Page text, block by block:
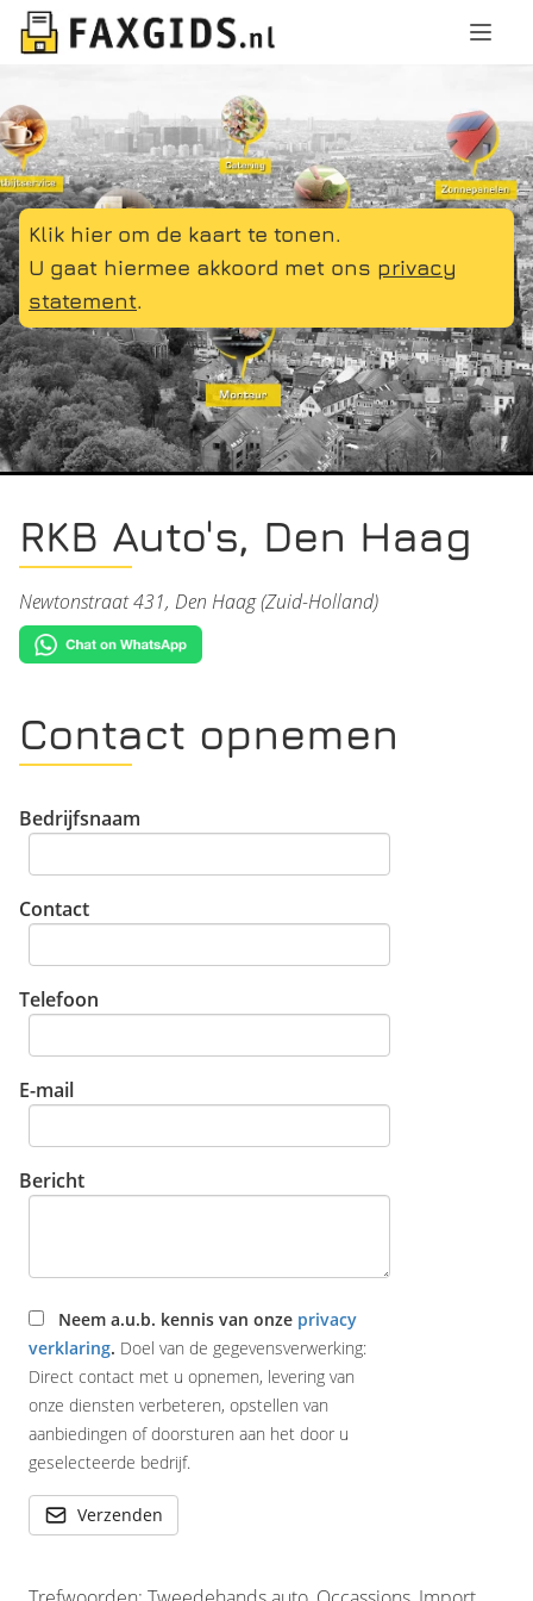
Klik hier om de kaart te tonen.
U gaat hiermee akkoord met ons privacy
statement.
RKB Auto's, Den Haag
Newtonstraat 431, Den Haag (Zuid-Holland)
Contact opnemen
Bedrijfsnaam
Contact
Telefoon
E-mail
Bericht
Neem a.u.b. kennis van onze privacy
verklaring. Doel van de gegevensverwerking:
Direct contact met u opnemen, levering van
onze diensten verbeteren, opstellen van
aanbiedingen of doorsturen aan het door u
geselecteerde bedrijf.
Verzenden